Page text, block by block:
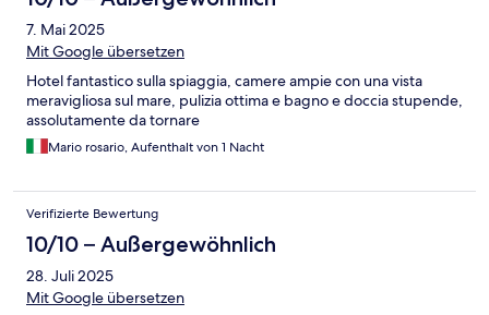
7. Mai 2025
Mit Google übersetzen
Hotel fantastico sulla spiaggia, camere ampie con una vista
meravigliosa sul mare, pulizia ottima e bagno e doccia stupende,
assolutamente da tornare
Mario rosario, Aufenthalt von 1 Nacht
Verifizierte Bewertung
10/10 – Außergewöhnlich
28. Juli 2025
Mit Google übersetzen